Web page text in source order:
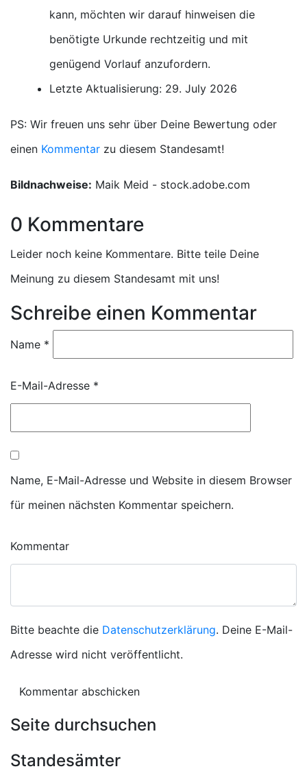
kann, möchten wir darauf hinweisen die
benötigte Urkunde rechtzeitig und mit
genügend Vorlauf anzufordern.
Letzte Aktualisierung: 29. July 2026
PS: Wir freuen uns sehr über Deine Bewertung oder
einen Kommentar zu diesem Standesamt!
Bildnachweise: Maik Meid - stock.adobe.com
0 Kommentare
Leider noch keine Kommentare. Bitte teile Deine
Meinung zu diesem Standesamt mit uns!
Schreibe einen Kommentar
Name *
E-Mail-Adresse *
Name, E-Mail-Adresse und Website in diesem Browser
für meinen nächsten Kommentar speichern.
Kommentar
Bitte beachte die Datenschutzerklärung. Deine E-Mail-
Adresse wird nicht veröffentlicht.
Seite durchsuchen
Standesämter